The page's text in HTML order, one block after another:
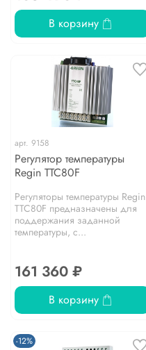
В корзину
арт. 9158
Регулятор температуры
Regin TTC80F
Регуляторы температуры Regin
TTC80F предназначены для
поддержания заданной
температуры, с...
161 360 ₽
В корзину
-12%